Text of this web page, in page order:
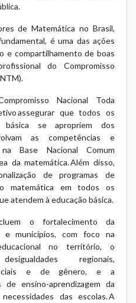
de Matemática no Brasil,
é uma das ações
e compartilhamento de boas
do Compromisso
Nacional Toda
assegurar que todos os
básica se apropriem dos
as competências e
Base Nacional Comum
da matemática. Além disso,
de programas de
matemática em todos os
atendem à educação básica.
o fortalecimento da
e municípios, com foco na
no território, o
regionais,
raciais e de gênero, e a
ensino-aprendizagem da
das escolas. A